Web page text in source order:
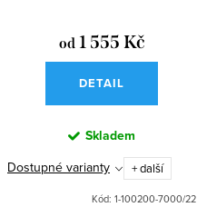
od1 555 Kč
DETAIL
Skladem
Dostupné varianty + další
Kód: 1-100200-7000/22